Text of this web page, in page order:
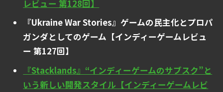
レビュー 第128回】
『Ukraine War Stories』ゲームの民主化とプロパ
ガンダとしてのゲーム【インディーゲームレビュ
ー 第127回】
『Stacklands』“インディーゲームのサブスク”と
いう新しい開発スタイル【インディーゲームレビ